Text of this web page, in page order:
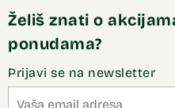
Želiš znati o
ponudama?
Prijavi se na newsletter